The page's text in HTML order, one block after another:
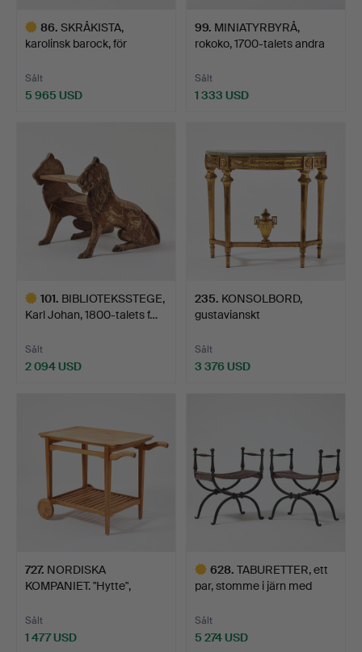
86. SKRÅKISTA,
karolinsk barock, för
Sålt
5 965 USD
99. MINIATYRBYRÅ,
rokoko, 1700-talets andra
Sålt
1 333 USD
101. BIBLIOTEKSSTEGE,
Karl Johan, 1800-talets f…
Sålt
2 094 USD
235. KONSOLBORD,
gustavianskt
Sålt
3 376 USD
727. NORDISKA
KOMPANIET. "Hytte",
Sålt
1 477 USD
628. TABURETTER, ett
par, stomme i järn med
Sålt
5 274 USD